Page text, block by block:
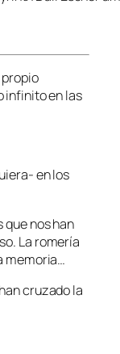
infinito en las
en los
nos han
La romería
memoria…
cruzado la